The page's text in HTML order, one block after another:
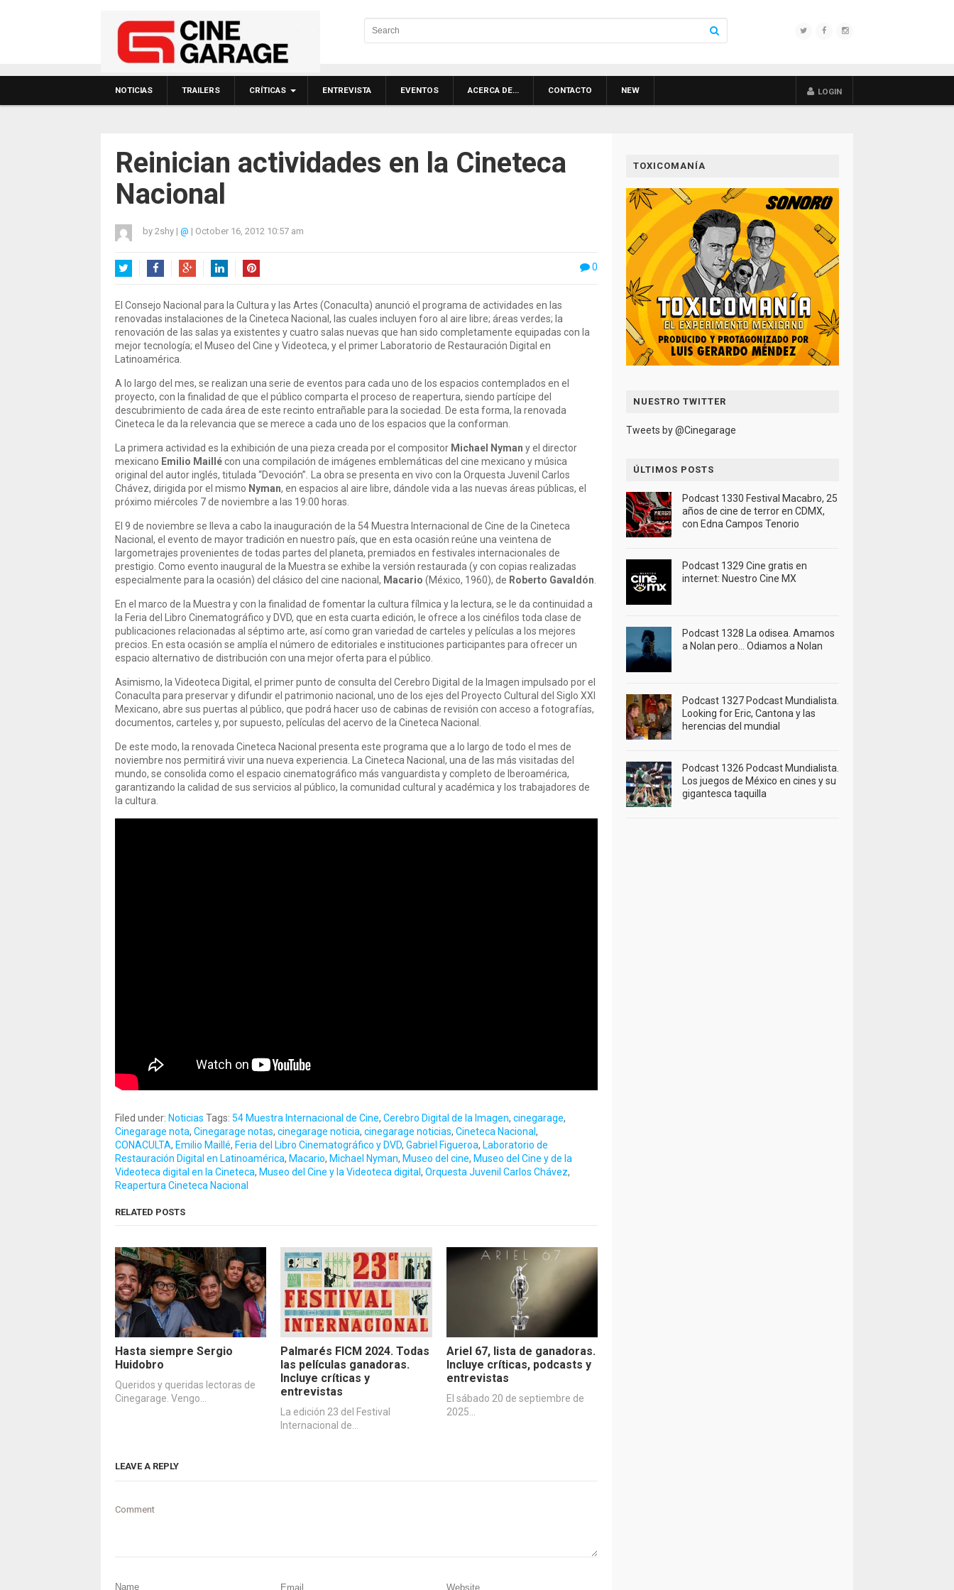
NOTICIAS TRAILERS CRÍTICAS ENTREVISTA EVENTOS ACERCA DE… CONTACTO NEW LOGIN
Reinician actividades en la Cineteca
Nacional
by 2shy | @ | October 16, 2012 10:57 am
0
El Consejo Nacional para la Cultura y las Artes (Conaculta) anunció el programa de actividades en las
renovadas instalaciones de la Cineteca Nacional, las cuales incluyen foro al aire libre; áreas verdes; la
renovación de las salas ya existentes y cuatro salas nuevas que han sido completamente equipadas con la
mejor tecnología; el Museo del Cine y Videoteca, y el primer Laboratorio de Restauración Digital en
Latinoamérica.
A lo largo del mes, se realizan una serie de eventos para cada uno de los espacios contemplados en el
proyecto, con la finalidad de que el público comparta el proceso de reapertura, siendo partícipe del
descubrimiento de cada área de este recinto entrañable para la sociedad. De esta forma, la renovada
Cineteca le da la relevancia que se merece a cada uno de los espacios que la conforman.
La primera actividad es la exhibición de una pieza creada por el compositor Michael Nyman y el director
mexicano Emilio Maillécon una compilación de imágenes emblemáticas del cine mexicano y música
original del autor inglés, titulada “Devoción”
La obra se presenta en vivo con la Orquesta Juvenil Carlos
Chávez, dirigida por el mismo Nyman, en espacios al aire libre, dándole vida a las nuevas áreas públicas, el
próximo miércoles 7 de noviembre a las 19:00 horas.
El 9 de noviembre se lleva a cabo la inauguración de la 54 Muestra Internacional de Cine de la Cineteca
Nacional, el evento de mayor tradición en nuestro país, que en esta ocasión reúne una veintena de
largometrajes provenientes de todas partes del planeta, premiados en festivales internacionales de
prestigio. Como evento inaugural de la Muestra se exhibe la versión restaurada (y con copias realizadas
especialmente para la ocasión) del clásico del cine nacional, Macario (México, 1960), de Roberto Gavaldón
En el marco de la Muestra y con la finalidad de fomentar la cultura fílmica y la lectura, se le da continuidad a
la Feria del Libro Cinematográfico y DVD, que en esta cuarta edición, le ofrece a los cinéfilos toda clase de
publicaciones relacionadas al séptimo arte, así como gran variedad de carteles y películas a los mejores
precios. En esta ocasión se amplía el número de editoriales e instituciones participantes para ofrecer un
espacio alternativo de distribución con una mejor oferta para el público.
Asimismo, la Videoteca Digital, el primer punto de consulta del Cerebro Digital de la Imagen impulsado por el
Conaculta para preservar y difundir el patrimonio nacional, uno de los ejes del Proyecto Cultural del Siglo XXI
Mexicano, abre sus puertas al público, que podrá hacer uso de cabinas de revisión con acceso a fotografías,
documentos, carteles y, por supuesto, películas del acervo de la Cineteca Nacional.
De este modo, la renovada Cineteca Nacional presenta este programa que a lo largo de todo el mes de
noviembre nos permitirá vivir una nueva experiencia. La Cineteca Nacional, una de las más visitadas del
mundo, se consolida como el espacio cinematográfico más vanguardista y completo de Iberoamérica,
garantizando la calidad de sus servicios al público, la comunidad cultural y académica y los trabajadores de
la cultura.
Filed under: Noticias Tags: 54 Muestra Internacional de Cine, Cerebro Digital de la Imagen, cinegarage,
Cinegarage nota, Cinegarage notas, cinegarage noticia, cinegarage noticias, Cineteca Nacional,
CONACULTA, Emilio Maillé, Feria del Libro Cinematográfico y DVD, Gabriel Figueroa, Laboratorio de
Restauración Digital en Latinoamérica, Macario, Michael Nyman, Museo del cine, Museo del Cine y de la
Videoteca digital en la Cineteca, Museo del Cine y la Videoteca digital, Orquesta Juvenil Carlos Chávez,
Reapertura Cineteca Nacional
RELATED POSTS
Hasta siempre Sergio
Huidobro
Queridos y queridas lectoras de
Cinegarage. Vengo…
Palmarés FICM 2024. Todas
las películas ganadoras.
Incluye críticas y
entrevistas
La edición 23 del Festival
Internacional de…
Ariel 67, lista de ganadoras.
Incluye críticas, podcasts y
entrevistas
El sábado 20 de septiembre de
2025…
LEAVE A REPLY
Comment
TOXICOMANÍA
NUESTRO TWITTER
Tweets by @Cinegarage
ÚLTIMOS POSTS
Podcast 1330 Festival Macabro, 25
años de cine de terror en CDMX,
con Edna Campos Tenorio
Podcast 1329 Cine gratis en
internet: Nuestro Cine MX
Podcast 1328 La odisea. Amamos
a Nolan pero… Odiamos a Nolan
Podcast 1327 Podcast Mundialista.
Looking for Eric, Cantona y las
herencias del mundial
Podcast 1326 Podcast Mundialista.
Los juegos de México en cines y su
gigantesca taquilla